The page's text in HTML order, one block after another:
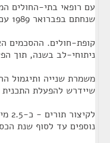
עם רופאי בתי-החולים
שנחתם בפברואר 1989 עם רופאי
ניתוחי-לב בשנה, תוך
משמרת שנייה ותיגמול
שיידרש להפעלת
נוספים עד לסוף שנת